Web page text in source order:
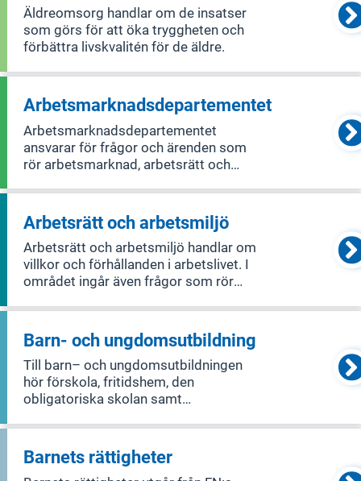
Äldreomsorg handlar om de insatser
som görs för att öka tryggheten och
förbättra livskvalitén för de äldre.
Arbetsmarknads­­departementet
Arbetsmarknadsdepartementet
ansvarar för frågor och ärenden som
rör arbetsmarknad, arbetsrätt och
Arbetsrätt och arbetsmiljö
Arbetsrätt och arbetsmiljö handlar om
villkor och förhållanden i arbetslivet. I
området ingår även frågor som rör
arbetstvister. Goda arbetsvillkor och
en bra arbetsmiljö bidrar till en hög
produktivitet i svensk ekonomi som
Barn- och ungdomsutbildning
Till barn– och ungdomsutbildningen
hör förskola, fritidshem, den
obligatoriska skolan samt
sina olika förutsättningar och behov få
utbildning så att de uppnår
kunskapskraven och därmed får
Barnets rättigheter